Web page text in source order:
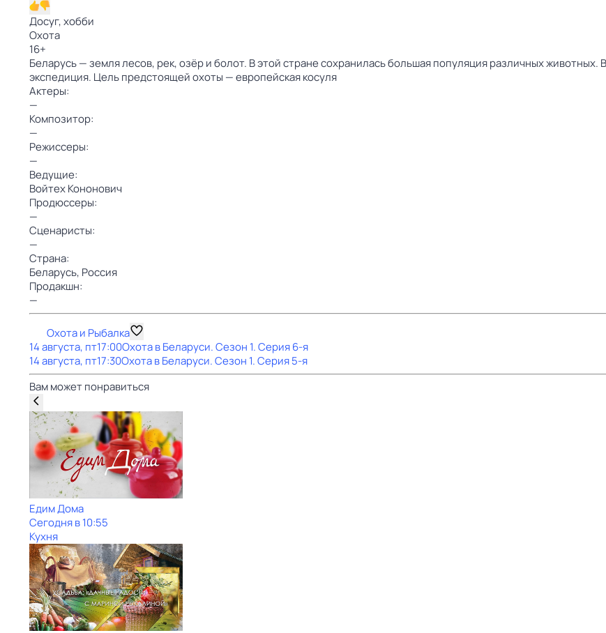
Досуг, хобби
Охота
16+
Беларусь — земля лесов, рек, озёр и болот. В этой стране сохранилась большая популяция различных животных.
экспедиция. Цель предстоящей охоты — европейская косуля
Актеры:
—
Композитор:
—
Режиссеры:
—
Ведущие:
Войтех Кононович
Продюссеры:
—
Сценаристы:
—
Страна:
Беларусь, Россия
Продакшн:
—
Охота и Рыбалка
14 августа, пт17:00Охота в Беларуси. Сезон 1. Серия 6-я
14 августа, пт17:30Охота в Беларуси. Сезон 1. Серия 5-я
Вам может понравиться
Едим Дома
Сегодня в 10:55
Кухня